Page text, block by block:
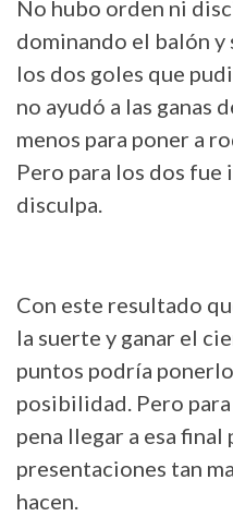
No hubo orden ni
dominando el balón
los dos goles que
no ayudó a las ganas
menos para poner a
Pero para los dos fue
disculpa.
Con este resultado
la suerte y ganar el
puntos podría
posibilidad. Pero
pena llegar a esa final
presentaciones tan
hacen.